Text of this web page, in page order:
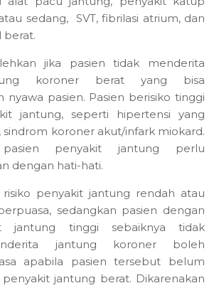
sedang,
SVT, fibrilasi atrium, dan
berat.
jika pasien tidak menderita
koroner berat yang bisa
nyawa pasien. Pasien berisiko tinggi
jantung,
seperti hipertensi yang
koroner akut/infark miokard.
penyakit jantung perlu
dengan hati-hati.
risiko penyakit jantung rendah atau
sedangkan pasien dengan
jantung tinggi sebaiknya tidak
jantung koroner boleh
apabila pasien tersebut belum
jantung berat. Dikarenakan